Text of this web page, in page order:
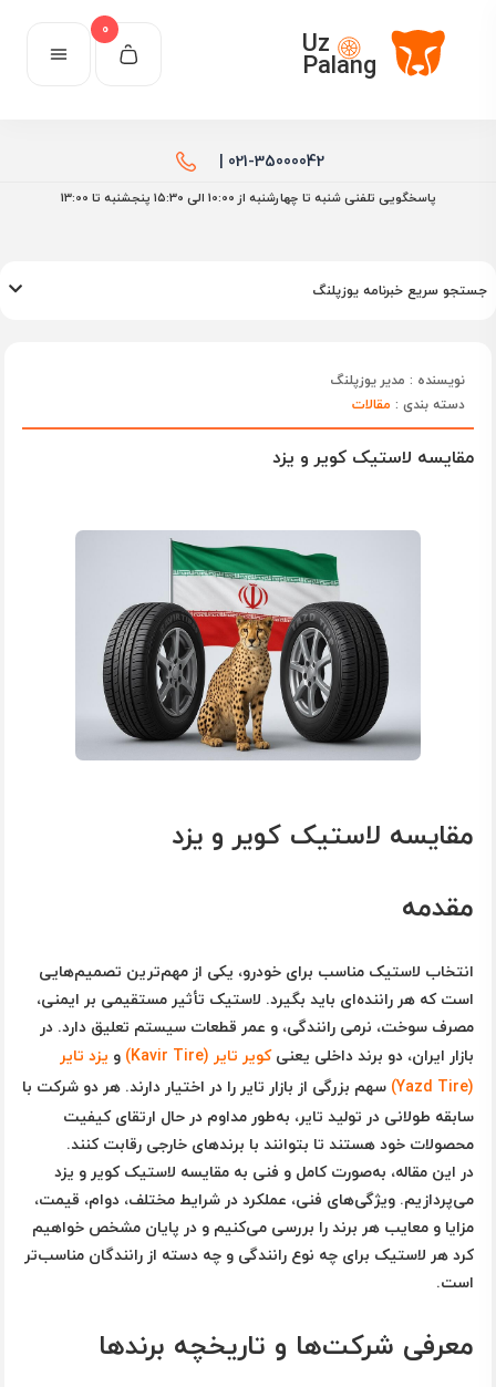
Uz
Palang
0
021-35000042 |
پاسخگویی تلفنی شنبه تا چهارشنبه از 10:00 الی ۱۵:30 پنجشنبه تا 13:00
جستجو سریع خبرنامه یوزپلنگ
نویسنده : مدیر یوزپلنگ
دسته بندی : مقالات
مقایسه لاستیک کویر و یزد
مقایسه لاستیک کویر و یزد
مقدمه
انتخاب لاستیک مناسب برای خودرو، یکی از مهم‌ترین تصمیم‌هایی
است که هر راننده‌ای باید بگیرد. لاستیک تأثیر مستقیمی بر ایمنی،
مصرف سوخت، نرمی رانندگی، و عمر قطعات سیستم تعلیق دارد. در
بازار ایران، دو برند داخلی یعنیکویر تایر (Kavir Tire) و یزد تایر
(Yazd Tire)
سهم بزرگی از بازار تایر را در اختیار دارند. هر دو شرکت با
سابقه طولانی در تولید تایر، به‌طور مداوم در حال ارتقای کیفیت
محصولات خود هستند تا بتوانند با برندهای خارجی رقابت کنند.
در این مقاله، به‌صورت کامل و فنی به مقایسه لاستیک کویر و یزد
می‌پردازیم. ویژگی‌های فنی، عملکرد در شرایط مختلف، دوام، قیمت،
مزایا و معایب هر برند را بررسی می‌کنیم و در پایان مشخص خواهیم
کرد هر لاستیک برای چه نوع رانندگی و چه دسته از رانندگان مناسب‌تر
است.
معرفی شرکت‌ها و تاریخچه برندها